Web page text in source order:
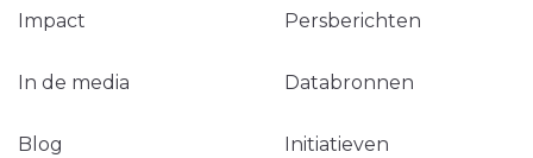
Impact Persberichten
In de media Databronnen
Blog Initiatieven